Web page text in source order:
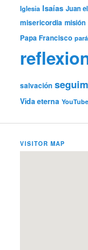
Iglesia Isaías Juan
misericordia misión
Papa Francisco
salvación
Vida eterna YouTube
VISITOR MAP